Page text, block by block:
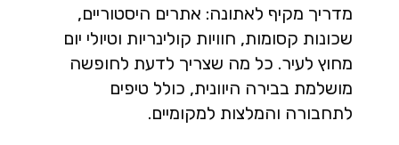
מדריך מקיף לאתונה: אתרים היסטוריים,
שכונות קסומות, חוויות קולינריות וטיולי יום
מחוץ לעיר. כל מה שצריך לדעת לחופשה
מושלמת בבירה היוונית, כולל טיפים
לתחבורה והמלצות למקומיים.